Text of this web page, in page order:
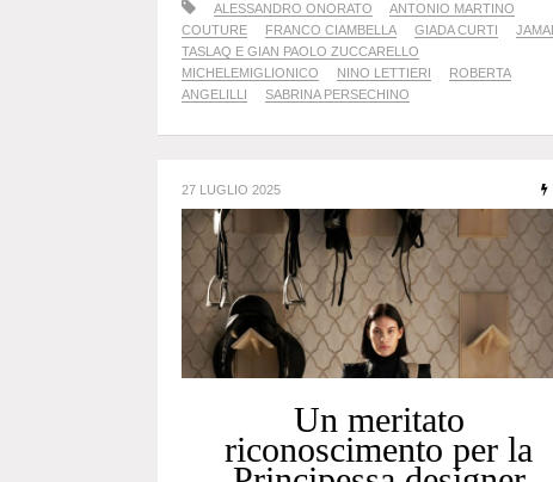
ALESSANDRO ONORATO
ANTONIO MARTINO
COUTURE
FRANCO CIAMBELLA GIADA CURTI
JAMAL
TASLAQ E GIAN PAOLO ZUCCARELLO
MICHELEMIGLIONICO
NINO LETTIERI
ROBERTA
ANGELILLI
SABRINA PERSECHINO
27 LUGLIO 2025
Un meritato
riconoscimento per la